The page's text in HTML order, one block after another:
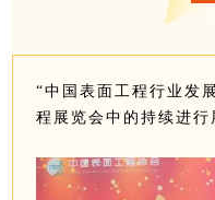
“中国表面工程行业发
程展览会中的持续进行